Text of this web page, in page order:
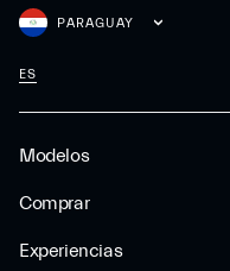
Modelos
Comprar
Experiencias
PARAGUAY
ES